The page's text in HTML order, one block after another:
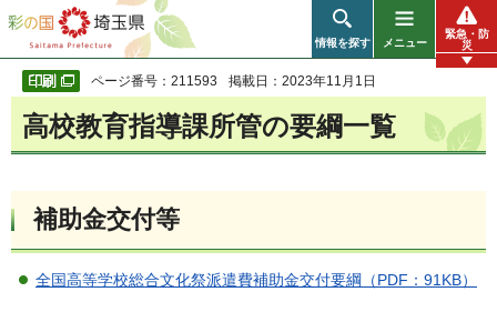
彩の国 埼玉県
情報を探す メニュー
緊急・防
災
ページ番号：211593 掲載日：2023年11月1日
高校教育指導課所管の要綱一覧
補助金交付等
全国高等学校総合文化祭派遣費補助金交付要綱（PDF：91KB）